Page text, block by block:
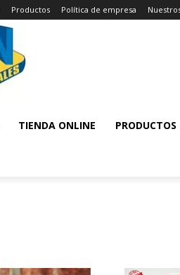
Productos Política de empresa
TIENDA ONLINE PRODUCTOS